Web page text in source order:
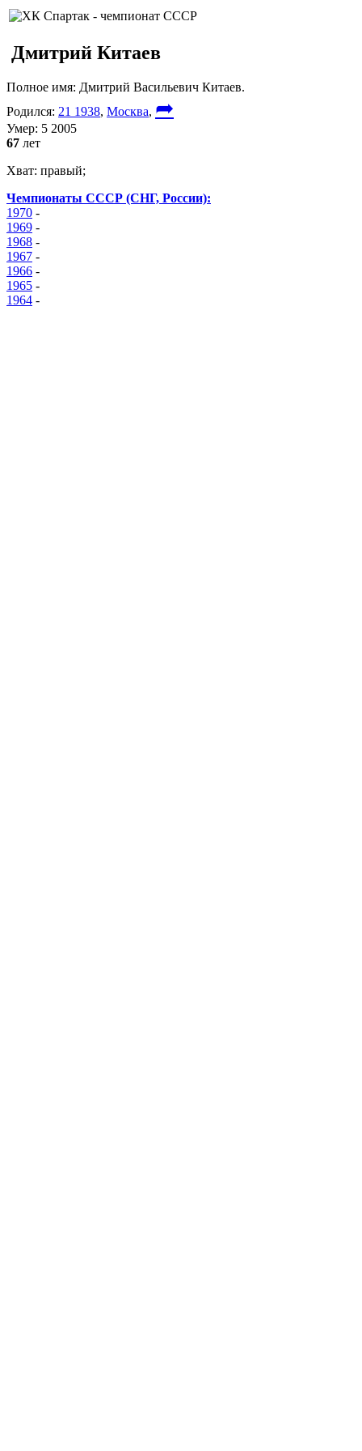
Дмитрий Китаев
Полное имя: Дмитрий Васильевич Китаев.
Родился: 21 1938, Москва, ➦
Умер: 5 2005
67 лет
Хват: правый;
Чемпионаты СССР (СНГ, России):
1970 -
1969 -
1968 -
1967 -
1966 -
1965 -
1964 -